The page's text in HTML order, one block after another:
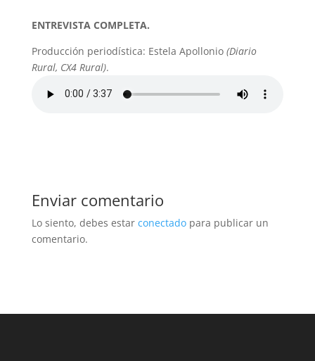
ENTREVISTA COMPLETA.
Producción periodística: Estela Apollonio (Diario
Rural, CX4 Rural).
Enviar comentario
Lo siento, debes estar conectadopara publicar un
comentario.